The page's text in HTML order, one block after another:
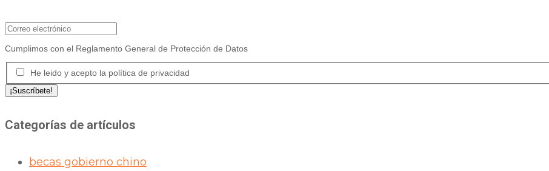
Cumplimos con el Reglamento General de Protección de Datos
He leido y acepto la política de privacidad
Categorías de artículos
becas gobierno chino